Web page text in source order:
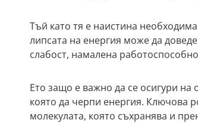
Тъй като тя е наистина
липсата на енергия може да
слабост, намалена
Ето защо е важно да се осигури
която да черпи енергия. Ключова
молекулата, която съхранява и